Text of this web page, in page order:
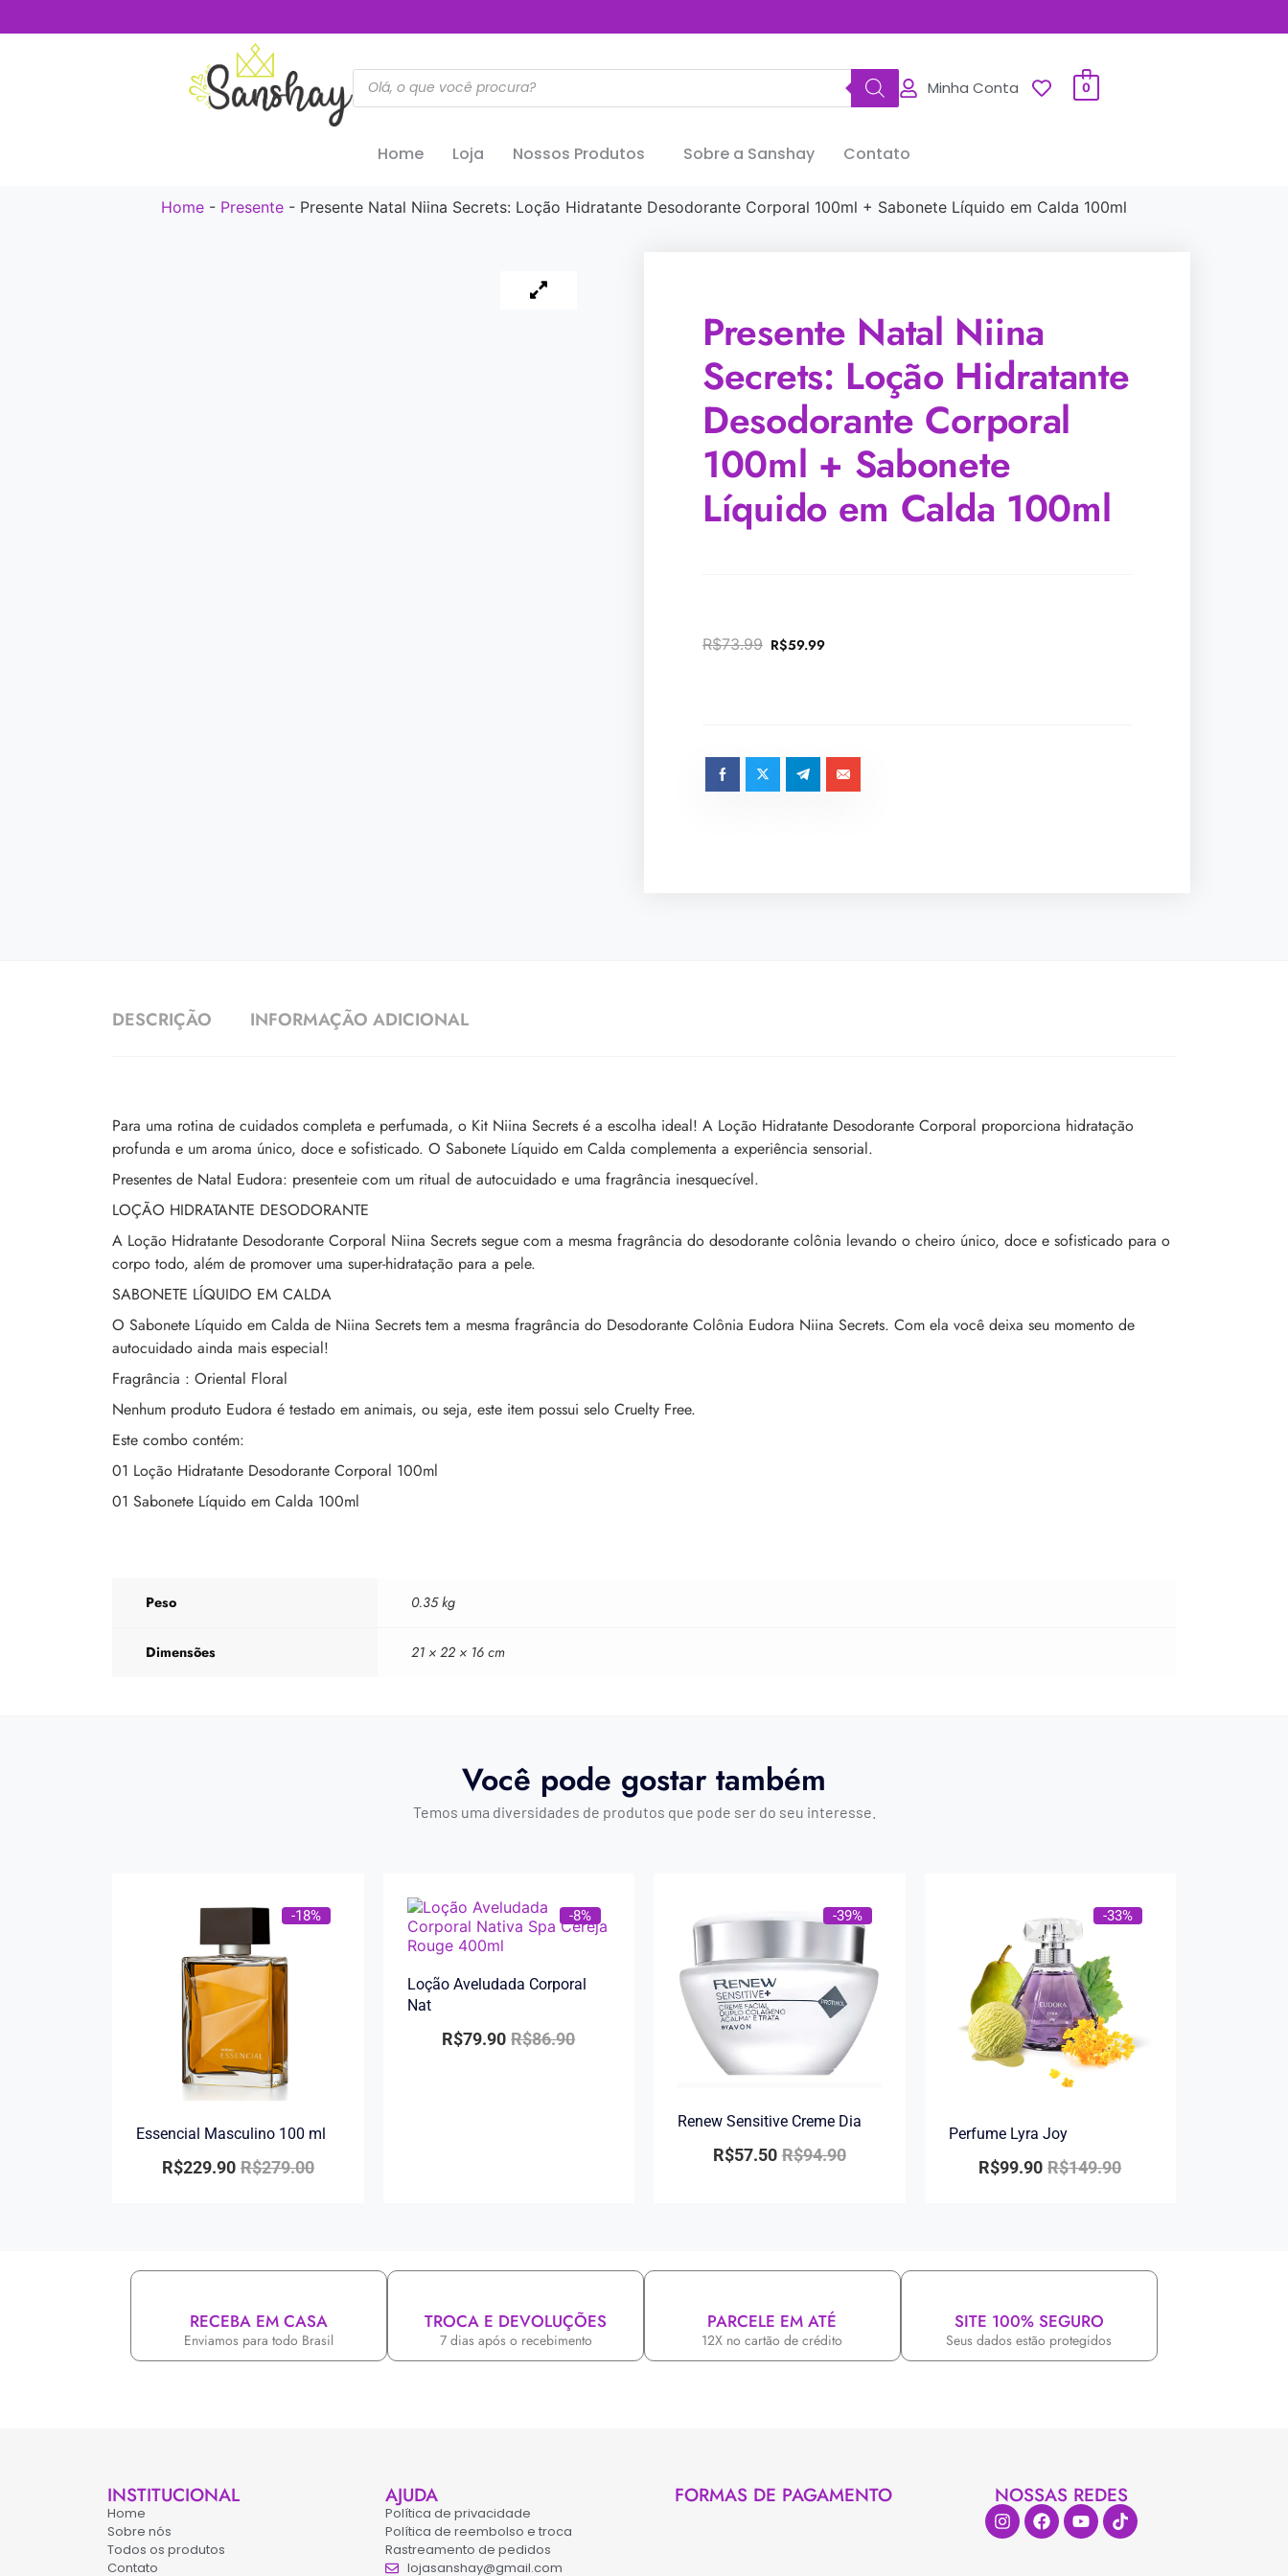
Minha Conta 0
Home Loja Nossos Produtos Sobre a Sanshay Contato
Home - Presente - Presente Natal Niina Secrets: Loção Hidratante Desodorante Corporal 100ml + Sabonete Líquido em Calda 100ml
Presente Natal Niina
Secrets: Loção Hidratante
Desodorante Corporal
100ml + Sabonete
Líquido em Calda 100ml
R$73.99 R$59.99
DESCRIÇÃO INFORMAÇÃO ADICIONAL
Para uma rotina de cuidados completa e perfumada, o Kit Niina Secrets é a escolha ideal! A Loção Hidratante Desodorante Corporal proporciona hidratação
profunda e um aroma único, doce e sofisticado. O Sabonete Líquido em Calda complementa a experiência sensorial.
Presentes de Natal Eudora: presenteie com um ritual de autocuidado e uma fragrância inesquecível.
LOÇÃO HIDRATANTE DESODORANTE
A Loção Hidratante Desodorante Corporal Niina Secrets segue com a mesma fragrância do desodorante colônia levando o cheiro único, doce e sofisticado para o
corpo todo, além de promover uma super-hidratação para a pele.
SABONETE LÍQUIDO EM CALDA
O Sabonete Líquido em Calda de Niina Secrets tem a mesma fragrância do Desodorante Colônia Eudora Niina Secrets. Com ela você deixa seu momento de
autocuidado ainda mais especial!
Fragrância : Oriental Floral
Nenhum produto Eudora é testado em animais, ou seja, este item possui selo Cruelty Free.
Este combo contém:
01 Loção Hidratante Desodorante Corporal 100ml
01 Sabonete Líquido em Calda 100ml
Peso 0.35 kg
Dimensões 21 × 22 × 16 cm
Você pode gostar também
Temos uma diversidades de produtos que pode ser do seu interesse.
-18%
Essencial Masculino 100 ml
R$279.00
R$229.90
-8%
Loção Aveludada Corporal
Nat
R$86.90
R$79.90
-39%
Renew Sensitive Creme Dia
R$94.90
R$57.50
-33%
Perfume Lyra Joy
R$149.90
R$99.90
RECEBA EM CASA
Enviamos para todo Brasil
TROCA E DEVOLUÇÕES
7 dias após o recebimento
PARCELE EM ATÉ
12X no cartão de crédito
SITE 100% SEGURO
Seus dados estão protegidos
INSTITUCIONAL
Home
Sobre nós
Todos os produtos
Contato
AJUDA
Política de privacidade
Política de reembolso e troca
Rastreamento de pedidos
lojasanshay@gmail.com
FORMAS DE PAGAMENTO NOSSAS REDES